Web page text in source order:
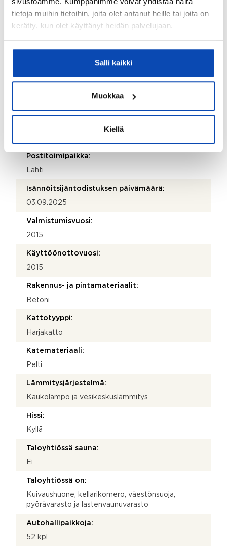
tietoja muihin tietoihin, joita olet antanut heille tai joita on
kerätty, kun olet käyttänyt heidän palvelujaan.
Salli kaikki
Muokkaa
Kiellä
Sähköposti:
juuso.toivonen@reim.fi
Postitoimipaikka:
Lahti
Isännöitsijäntodistuksen päivämäärä:
03.09.2025
Valmistumisvuosi:
2015
Käyttöönottovuosi:
2015
Rakennus- ja pintamateriaalit:
Betoni
Kattotyyppi:
Harjakatto
Katemateriaali:
Pelti
Lämmitysjärjestelmä:
Kaukolämpö ja vesikeskuslämmitys
Hissi:
Kyllä
Taloyhtiössä sauna:
Ei
Taloyhtiössä on:
Kuivaushuone, kellarikomero, väestönsuoja,
pyörävarasto ja lastenvaunuvarasto
Autohallipaikkoja:
52 kpl